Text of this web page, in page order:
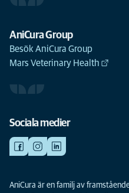
AniCura Group
Besök AniCura Group
Mars Veterinary Health
Sociala medier
AniCura är en familj av